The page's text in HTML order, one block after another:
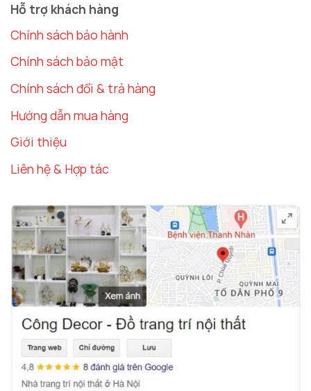
Hỗ trợ khách hàng
Chính sách bảo hành
Chính sách bảo mật
Chính sách đổi & trả hàng
Hướng dẫn mua hàng
Giới thiệu
Liên hệ & Hợp tác